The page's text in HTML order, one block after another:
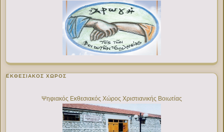
ΕΚΘΕΣΙΑΚΌΣ ΧΏΡΟΣ
Ψηφιακός Εκθεσιακός Χώρος Χριστιανικής Βοιωτίας